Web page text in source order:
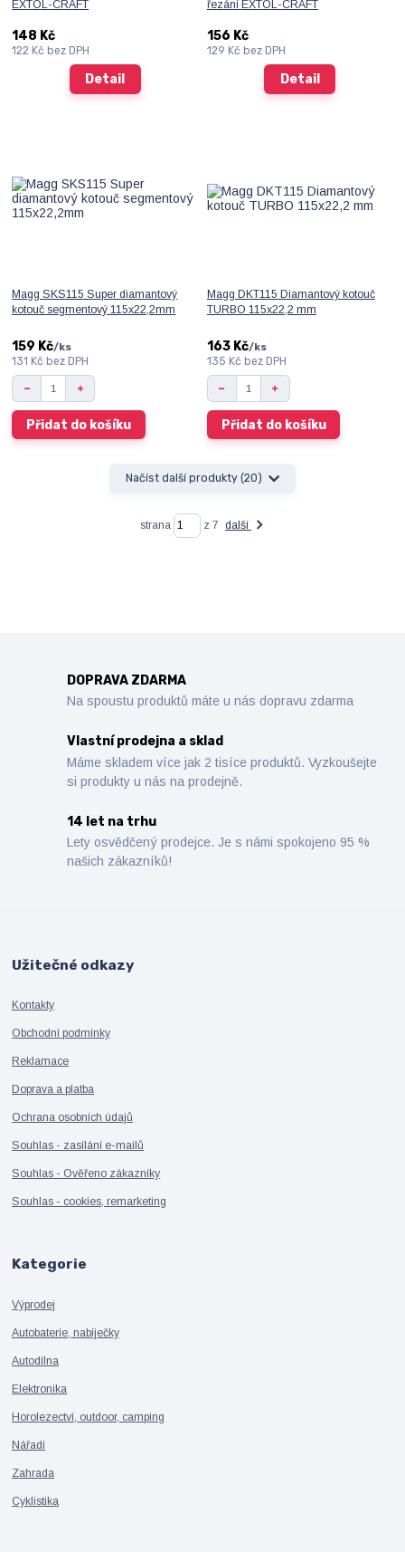
EXTOL-CRAFT
148 Kč
122 Kč bez DPH
Detail
řezání EXTOL-CRAFT
156 Kč
129 Kč bez DPH
Detail
Magg SKS115 Super diamantový
kotouč segmentový 115x22,2mm
159 Kč/ks
131 Kč bez DPH
Přidat do košíku
Magg DKT115 Diamantový kotouč
TURBO 115x22,2 mm
163 Kč/ks
135 Kč bez DPH
Přidat do košíku
Načíst další produkty (20)
strana z 7 další
DOPRAVA ZDARMA
Na spoustu produktů máte u nás dopravu zdarma
Vlastní prodejna a sklad
Máme skladem více jak 2 tisíce produktů. Vyzkoušejte
si produkty u nás na prodejně.
14 let na trhu
Lety osvědčený prodejce. Je s námi spokojeno 95 %
našich zákazníků!
Užitečné odkazy
Kontakty
Obchodní podmínky
Reklamace
Doprava a platba
Ochrana osobních údajů
Souhlas - zasílání e-mailů
Souhlas - Ověřeno zákazníky
Souhlas - cookies, remarketing
Kategorie
Výprodej
Autobaterie, nabíječky
Autodílna
Elektronika
Horolezectví, outdoor, camping
Nářadí
Zahrada
Cyklistika